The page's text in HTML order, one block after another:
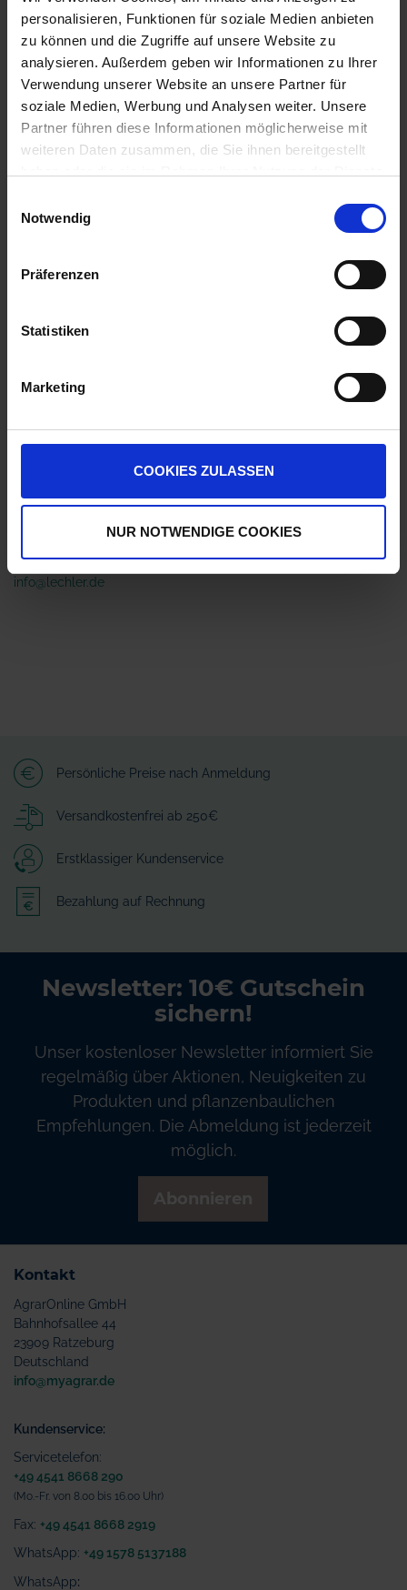
personalisieren, Funktionen für soziale Medien anbieten
zu können und die Zugriffe auf unsere Website zu
analysieren. Außerdem geben wir Informationen zu Ihrer
Verwendung unserer Website an unsere Partner für
soziale Medien, Werbung und Analysen weiter. Unsere
Partner führen diese Informationen möglicherweise mit
weiteren Daten zusammen, die Sie ihnen bereitgestellt
Notwendig
Präferenzen
Statistiken
Marketing
COOKIES ZULASSEN
NUR NOTWENDIGE COOKIES
Anmelden für Ihren persönlichen Preis
15,66 € / St
ab Donnerstag, 13. August 2026
QTY_CONTROL_DECREASE
IN DEN WARENKORB
Jetzt 1 Ährenpunkt pro 1 Stück sichern.
ZUR VERGLEICHSLISTE HINZUFÜGEN
Herstellerinformationen (GPSR)
72555 Metzingen
info@lechler.de
Persönliche Preise nach Anmeldung
Versandkostenfrei ab 250€
Erstklassiger Kundenservice
Bezahlung auf Rechnung
Newsletter: 10€ Gutschein
sichern!
Unser kostenloser Newsletter informiert Sie
regelmäßig über Aktionen, Neuigkeiten zu
Produkten und pflanzenbaulichen
Empfehlungen. Die Abmeldung ist jederzeit
möglich.
Kontakt
AgrarOnline GmbH
Bahnhofsallee 44
23909 Ratzeburg
Deutschland
info@myagrar.de
Kundenservice:
Servicetelefon:
+49 4541 8668 290
(Mo.-Fr. von 8.00 bis 16.00 Uhr)
Fax: +49 4541 8668 2919
WhatsApp: +49 1578 5137188
WhatsApp: